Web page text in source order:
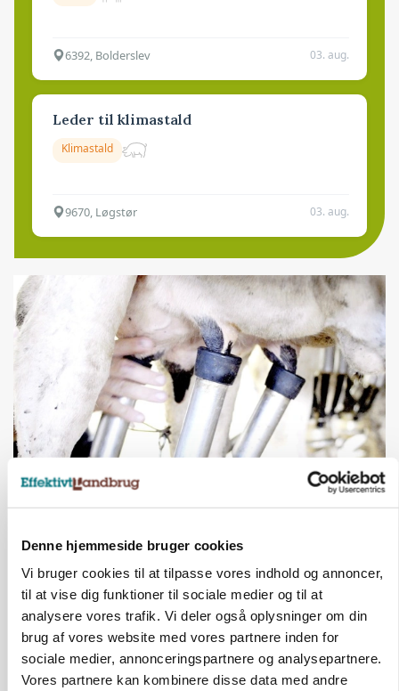
Denne hjemmeside bruger cookies
Vi bruger cookies til at tilpasse vores indhold og annoncer,
til at vise dig funktioner til sociale medier og til at
analysere vores trafik. Vi deler også oplysninger om din
brug af vores website med vores partnere inden for
sociale medier, annonceringspartnere og analysepartnere.
Vores partnere kan kombinere disse data med andre
6392, Bolderslev 03. aug.
Leder til klimastald
Klimastald
9670, Løgstør 03. aug.
Russisk mælkepris dykker 23 procent